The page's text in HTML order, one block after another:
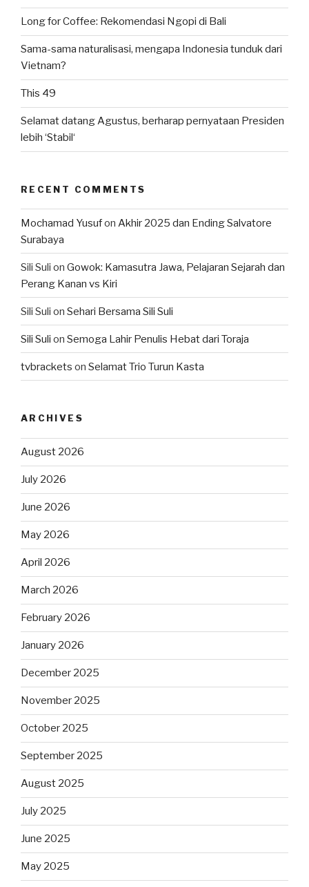
Long for Coffee: Rekomendasi Ngopi di Bali
Sama-sama naturalisasi, mengapa Indonesia tunduk dari
Vietnam?
This 49
Selamat datang Agustus, berharap pernyataan Presiden
lebih ‘Stabil‘
RECENT COMMENTS
Mochamad Yusufon Akhir 2025 dan Ending Salvatore
Surabaya
Sili Suli on Gowok: Kamasutra Jawa, Pelajaran Sejarah dan
Perang Kanan vs Kiri
Sili Suli on Sehari Bersama Sili Suli
Sili Suli on Semoga Lahir Penulis Hebat dari Toraja
tvbrackets on Selamat Trio Turun Kasta
ARCHIVES
August 2026
July 2026
June 2026
May 2026
April 2026
March 2026
February 2026
January 2026
December 2025
November 2025
October 2025
September 2025
August 2025
July 2025
June 2025
May 2025